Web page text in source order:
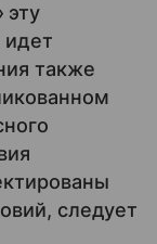
эту
идет
также
следует